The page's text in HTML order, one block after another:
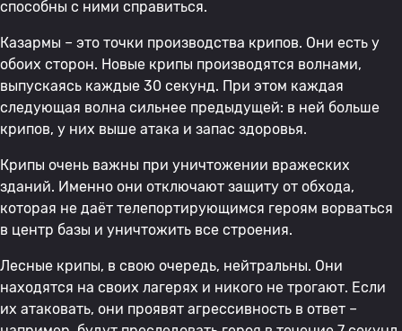
способны с ними справиться.
Казармы – это точки производства крипов. Они есть у
обоих сторон. Новые крипы производятся волнами,
выпускаясь каждые 30 секунд. При этом каждая
следующая волна сильнее предыдущей: в ней больше
крипов, у них выше атака и запас здоровья.
Крипы очень важны при уничтожении вражеских
зданий. Именно они отключают защиту от обхода,
которая не даёт телепортирующимся героям ворваться
в центр базы и уничтожить все строения.
Лесные крипы, в свою очередь, нейтральны. Они
находятся на своих лагерях и никого не трогают. Если
их атаковать, они проявят агрессивность в ответ –